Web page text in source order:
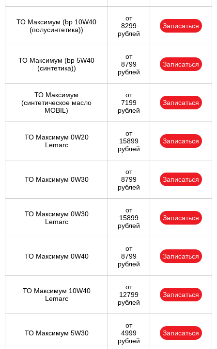
ТО Максимум (bp 10W40
(полусинтетика))
от
8299
рублей
Записаться
ТО Максимум (bp 5W40
(синтетика))
от
8799
рублей
Записаться
ТО Максимум
(cинтетическое масло
MOBIL)
от
7199
рублей
Записаться
ТО Максимум 0W20
Lemarc
от
15899
рублей
Записаться
ТО Максимум 0W30
от
8799
рублей
Записаться
ТО Максимум 0W30
Lemarc
от
15899
рублей
Записаться
ТО Максимум 0W40
от
8799
рублей
Записаться
ТО Максимум 10W40
Lemarc
от
12799
рублей
Записаться
ТО Максимум 5W30
от
4999
рублей
Записаться